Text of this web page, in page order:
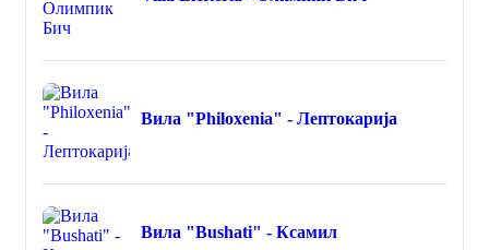
Вила "Philoxenia" - Лептокарија
Вила "Bushati" - Ксамил